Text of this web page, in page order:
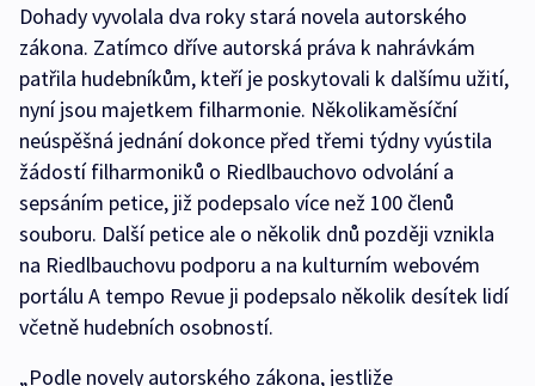
Dohady vyvolala dva roky stará novela autorského
zákona. Zatímco dříve autorská práva k nahrávkám
patřila hudebníkům, kteří je poskytovali k dalšímu užití,
nyní jsou majetkem filharmonie. Několikaměsíční
neúspěšná jednání dokonce před třemi týdny vyústila
žádostí filharmoniků o Riedlbauchovo odvolání a
sepsáním petice, již podepsalo více než 100 členů
souboru. Další petice ale o několik dnů později vznikla
na Riedlbauchovu podporu a na kulturním webovém
portálu A tempo Revue ji podepsalo několik desítek lidí
včetně hudebních osobností.
„Podle novely autorského zákona, jestliže